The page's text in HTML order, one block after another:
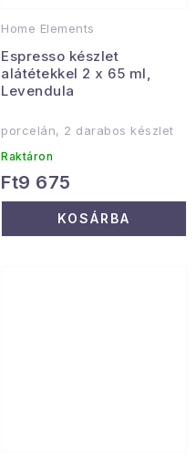
Home Elements
Espresso készlet
alátétekkel 2 x 65 ml,
Levendula
porcelán, 2 darabos készlet
Raktáron
Ft9 675
KOSÁRBA